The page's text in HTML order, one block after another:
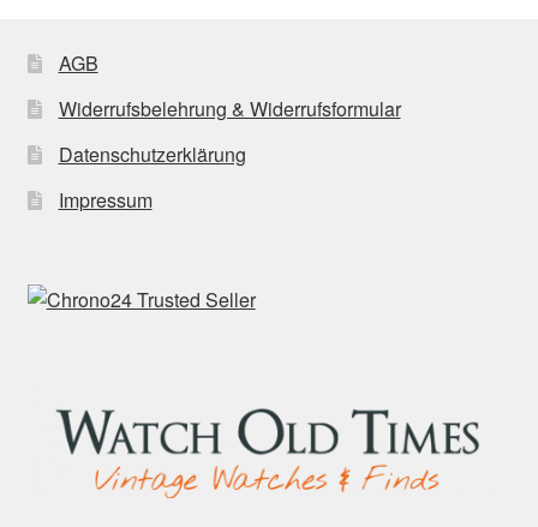
AGB
Widerrufsbelehrung & Widerrufsformular
Datenschutzerklärung
Impressum